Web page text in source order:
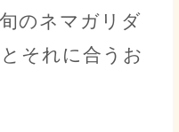
のネマガリダ
それに合うお